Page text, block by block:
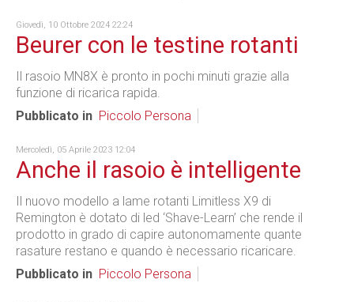
Giovedì, 10 Ottobre 2024 22:24
Beurer con le testine rotanti
Il rasoio MN8X è pronto in pochi minuti grazie alla
funzione di ricarica rapida.
Pubblicato in Piccolo Persona
Mercoledì, 05 Aprile 2023 12:04
Anche il rasoio è intelligente
Il nuovo modello a lame rotanti Limitless X9 di
Remington è dotato di led ‘Shave-Learn’ che rende il
prodotto in grado di capire autonomamente quante
rasature restano e quando è necessario ricaricare.
Pubblicato in Piccolo Persona